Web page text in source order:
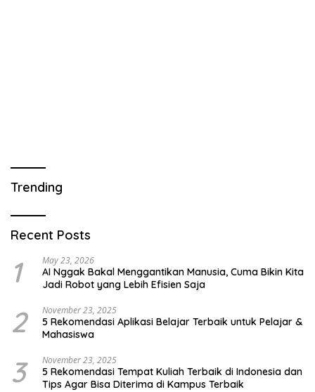
Trending
Recent Posts
1 May 23, 2026
AI Nggak Bakal Menggantikan Manusia, Cuma Bikin Kita
Jadi Robot yang Lebih Efisien Saja
2 November 23, 2025
5 Rekomendasi Aplikasi Belajar Terbaik untuk Pelajar &
Mahasiswa
3 November 23, 2025
5 Rekomendasi Tempat Kuliah Terbaik di Indonesia dan
Tips Agar Bisa Diterima di Kampus Terbaik